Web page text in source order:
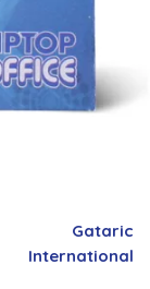
Gataric
International